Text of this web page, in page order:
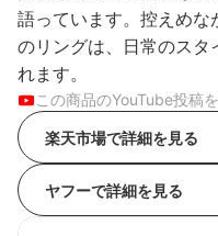
語っています。控えめな
のリングは、日常のスタ
れます。
この商品のYouTube投稿
楽天市場で詳細を見る
ヤフーで詳細を見る